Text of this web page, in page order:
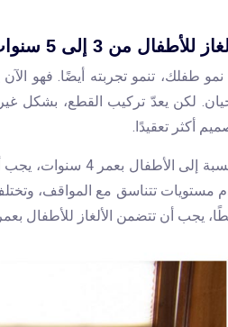
للأطفال من 3 إلى 5 سنوات
طفلك، تنمو تجربته أيضًا. فهو
لكن يعدّ تركيب القطع، بشكل
أكثر تعقيدًا.
مستويات تتناسق مع المواقف،
يجب أن تتضمن الألغاز للأطفال بعمر 5 سنوات فما فوق ما يصل إلى 60 قطعة.